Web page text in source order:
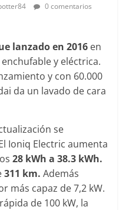
0 comentarios
lanzado en 2016en
y eléctrica.
y con 60.000
da un lavado de cara
se
Ioniq Electric aumenta
28 kWh a 38.3 kWh.
311 km. Además
más capaz de 7,2 kW.
de 100 kW, la